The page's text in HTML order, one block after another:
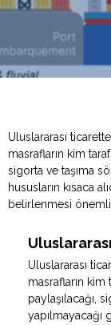
Uluslararası
masrafların kim
sigorta ve taşıma
hususların kısaca
belirlenmesi
Uluslararası
masrafların kim
paylaşılacağı,
yapılmayacağı